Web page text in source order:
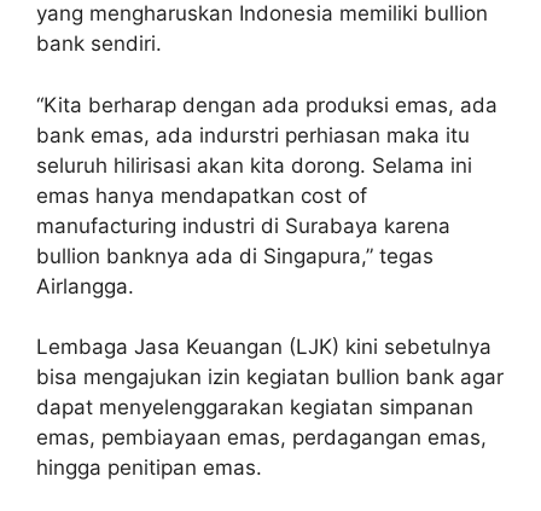
yang mengharuskan Indonesia memiliki bullion
bank sendiri.
“Kita berharap dengan ada produksi emas, ada
bank emas, ada indurstri perhiasan maka itu
seluruh hilirisasi akan kita dorong. Selama ini
emas hanya mendapatkan cost of
manufacturing industri di Surabaya karena
bullion banknya ada di Singapura,” tegas
Airlangga.
Lembaga Jasa Keuangan (LJK) kini sebetulnya
bisa mengajukan izin kegiatan bullion bank agar
dapat menyelenggarakan kegiatan simpanan
emas, pembiayaan emas, perdagangan emas,
hingga penitipan emas.